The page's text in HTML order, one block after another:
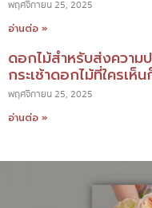
พฤศจิกายน 25, 2025
อ่านต่อ »
ดอกไม้สำหรับส่งความ
กระเช้าดอกไม้ที่ใครเห็
พฤศจิกายน 25, 2025
อ่านต่อ »